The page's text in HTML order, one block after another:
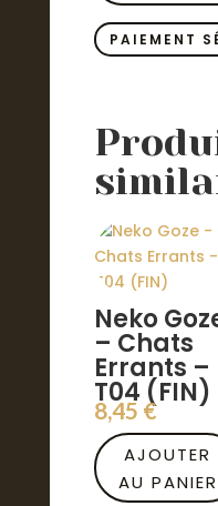
PAIEMENT
Neko
– Chats
Errants –
T04 (FIN)
8,45 €
AJOUTER
AU PANIER